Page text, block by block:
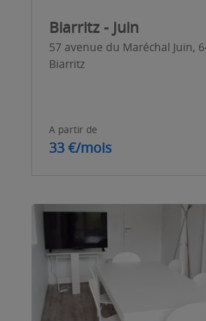
Biarritz - Juin
57 avenue du Maréchal Juin,
Biarritz
A partir de
33 €/mois